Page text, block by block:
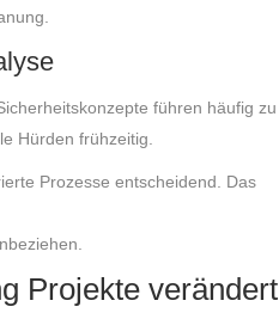
führen häufig zu
Hürden frühzeitig.
Prozesse entscheidend. Das
Projekte verändert